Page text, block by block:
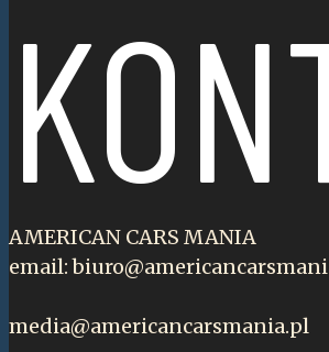
AMERICAN CARS MANIA
email:
media@americancarsmania.pl